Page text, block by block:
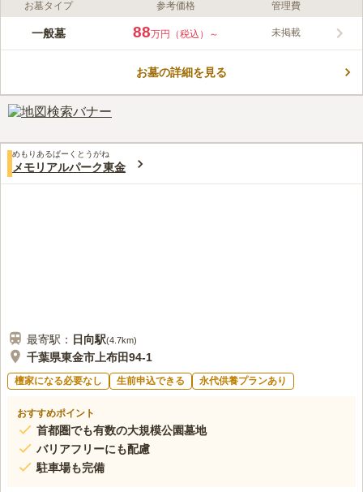
ライフドット編集部のコメント
千葉県東金市にある最福寺は、大同2年（807年）伝教大師最澄
送ることができます。 隅々まで管理された園内は、清潔感があ
を行うことができます。
口コミ評価
70代男性
実家の近くに、親戚の花やもあり、ホームセンターも近くにあ
り、必要なものの購入することには、問題はない。食事処も近くにあり、
特に問題はない
お墓タイプ 参考価格 管理費
一般墓 88万円（税込）～ 未掲載
お墓の詳細を見る
めもりあるぱーくとうがね
メモリアルパーク東金
最寄駅： 日向駅(4.7km)
千葉県東金市上布田94-1
檀家になる必要なし 生前申込できる 永代供養プランあり
おすすめポイント
首都圏でも有数の大規模公園墓地
バリアフリーにも配慮
駐車場も完備